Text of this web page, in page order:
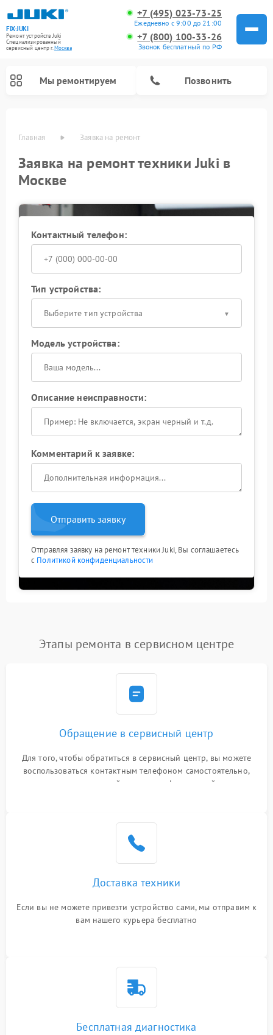
FIX-JUKI
Ремонт устройств Juki
Специализированный
cервисный центр г.Москва
+7 (495) 023-73-25
Ежедневно с 9:00 до 21:00
+7 (800) 100-33-26
Звонок бесплатный по РФ
Мы ремонтируем Позвонить
Главная Заявка на ремонт
Заявка на ремонт техники Juki в
Москве
Контактный телефон:
Тип устройства:
Выберите тип устройства
Модель устройства:
Описание неисправности:
Комментарий к заявке:
Отправить заявку
Отправляя заявку на ремонт техники Juki, Вы соглашаетесь
с Политикой конфиденциальности
Этапы ремонта в сервисном центре
Обращение в сервисный центр
Для того, чтобы обратиться в сервисный центр, вы можете
воспользоваться контактным телефоном самостоятельно,
или оставить свой номер телефона на сайте
Доставка техники
Если вы не можете привезти устройство сами, мы отправим к
вам нашего курьера бесплатно
Бесплатная диагностика